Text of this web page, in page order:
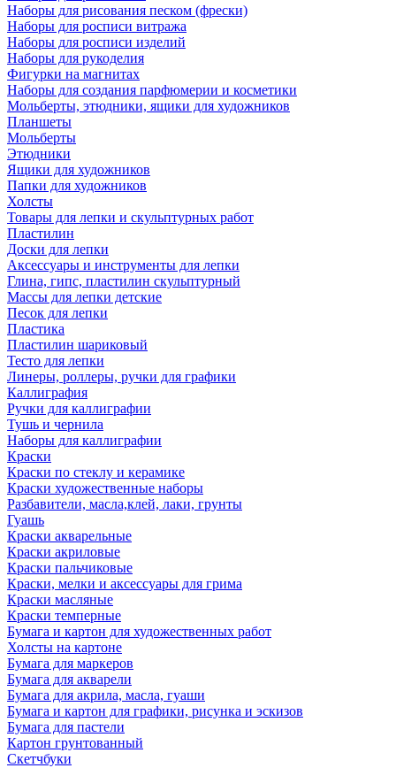
Наборы для рисования песком (фрески)
Наборы для росписи витража
Наборы для росписи изделий
Наборы для рукоделия
Фигурки на магнитах
Наборы для создания парфюмерии и косметики
Мольберты, этюдники, ящики для художников
Планшеты
Мольберты
Этюдники
Ящики для художников
Папки для художников
Холсты
Товары для лепки и скульптурных работ
Пластилин
Доски для лепки
Аксессуары и инструменты для лепки
Глина, гипс, пластилин скульптурный
Массы для лепки детские
Песок для лепки
Пластика
Пластилин шариковый
Тесто для лепки
Линеры, роллеры, ручки для графики
Каллиграфия
Ручки для каллиграфии
Тушь и чернила
Наборы для каллиграфии
Краски
Краски по стеклу и керамике
Краски художественные наборы
Разбавители, масла,клей, лаки, грунты
Гуашь
Краски акварельные
Краски акриловые
Краски пальчиковые
Краски, мелки и аксессуары для грима
Краски масляные
Краски темперные
Бумага и картон для художественных работ
Холсты на картоне
Бумага для маркеров
Бумага для акварели
Бумага для акрила, масла, гуаши
Бумага и картон для графики, рисунка и эскизов
Бумага для пастели
Картон грунтованный
Скетчбуки